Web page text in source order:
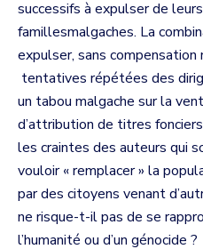
successifs à expulser de
famillesmalgaches. La
expulser, sans compensation
tentatives répétées des
un tabou malgache sur la
d’attribution de titres
les craintes des auteurs qui
vouloir « remplacer » la
par des citoyens venant
ne risque-t-il pas de se
l’humanité ou d’un génocide ?